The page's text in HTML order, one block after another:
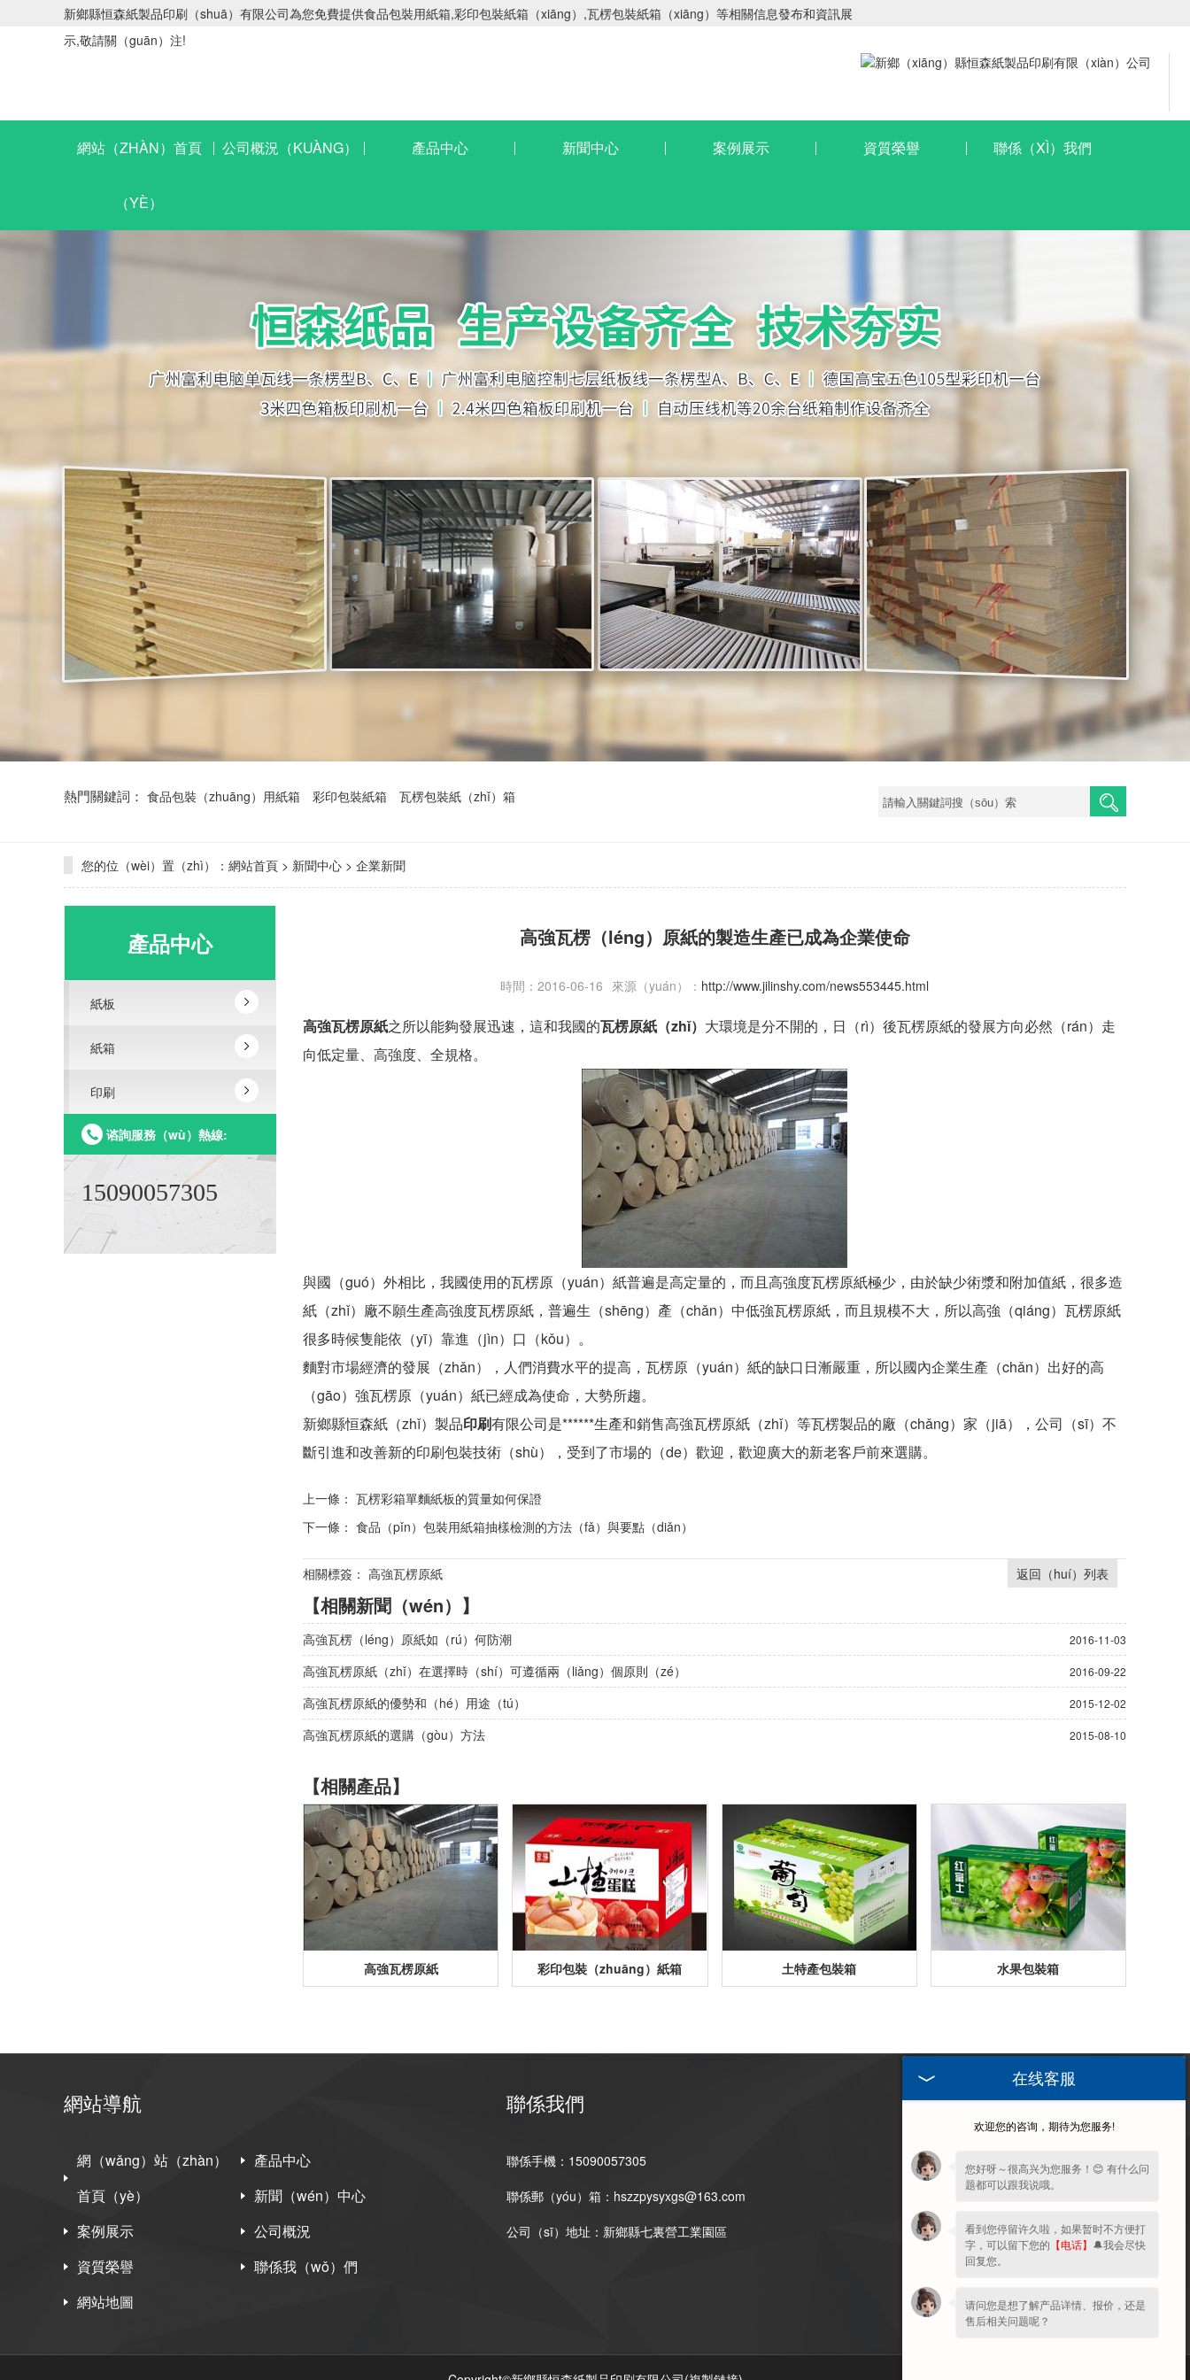
新鄉縣恒森紙製品印刷（shuā）有限公司為您免費提供食品包裝用紙箱,彩印包裝紙箱（xiāng）,瓦楞包裝紙箱（xiāng）等相關信息發布和資訊展
示,敬請關（guān）注!
網站（ZHÀN）首頁
（YÈ）
公司概況（KUÀNG） 產品中心 新聞中心 案例展示 資質榮譽 聯係（XÌ）我們
熱門關鍵詞： 食品包裝（zhuāng）用紙箱 彩印包裝紙箱 瓦楞包裝紙（zhǐ）箱
您的位（wèi）置（zhì）： 網站首頁 > 新聞中心 > 企業新聞
產品中心
紙板
紙箱
印刷
谘詢服務（wù）熱線:
15090057305
高強瓦楞（léng）原紙的製造生產已成為企業使命
時間：2016-06-16 來源（yuán）： http://www.jilinshy.com/news553445.html
高強瓦楞原紙之所以能夠發展迅速，這和我國的瓦楞原紙（zhǐ） 大環境是分不開的，日（rì）後瓦楞原紙的發展方向必然（rán）走
向低定量、高強度、全規格。
與國（guó）外相比，我國使用的瓦楞原（yuán）紙普遍是高定量的，而且高強度瓦楞原紙極少，由於缺少術漿和附加值紙，很多造
紙（zhǐ）廠不願生產高強度瓦楞原紙，普遍生（shēng）產（chǎn）中低強瓦楞原紙，而且規模不大，所以高強（qiáng）瓦楞原紙
很多時候隻能依（yī）靠進（jìn）口（kǒu）。
麵對市場經濟的發展（zhǎn），人們消費水平的提高，瓦楞原（yuán）紙的缺口日漸嚴重，所以國內企業生產（chǎn）出好的高
（gāo）強瓦楞原（yuán）紙已經成為使命，大勢所趨。
新鄉縣恒森紙（zhǐ）製品印刷有限公司是******生產和銷售高強瓦楞原紙（zhǐ）等瓦楞製品的廠（chǎng）家（jiā），公司（sī）不
斷引進和改善新的印刷包裝技術（shù），受到了市場的（de）歡迎，歡迎廣大的新老客戶前來選購。
上一條： 瓦楞彩箱單麵紙板的質量如何保證
下一條： 食品（pǐn）包裝用紙箱抽樣檢測的方法（fǎ）與要點（diǎn）
相關標簽： 高強瓦楞原紙 返回（huí）列表
【相關新聞（wén）】
高強瓦楞（léng）原紙如（rú）何防潮 2016-11-03
高強瓦楞原紙（zhǐ）在選擇時（shí）可遵循兩（liǎng）個原則（zé） 2016-09-22
高強瓦楞原紙的優勢和（hé）用途（tú） 2015-12-02
高強瓦楞原紙的選購（gòu）方法 2015-08-10
【相關產品】
高強瓦楞原紙 彩印包裝（zhuāng）紙箱 土特產包裝箱 水果包裝箱
網站導航
網（wǎng）站（zhàn）
首頁（yè）
產品中心
新聞（wén）中心
案例展示
公司概況
資質榮譽
聯係我（wǒ）們
網站地圖
聯係我們
聯係手機：15090057305
聯係郵（yóu）箱：hszzpysyxgs@163.com
公司（sī）地址：新鄉縣七裏營工業園區
訪問手機端
在线客服
欢迎您的咨询，期待为您服务!
您好呀～很高兴为您服务！😊 有什么问
题都可以跟我说哦。
看到您停留许久啦，如果暂时不方便打
字，可以留下您的 【电话】 🔔我会尽快
回复您。
请问您是想了解产品详情、报价，还是
售后相关问题呢？